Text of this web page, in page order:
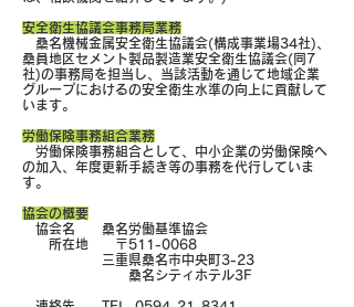
安全衛生協議会事務局業務
桑名機械金属安全衛生協議会(構成事業場34社)、
桑員地区セメント製品製造業安全衛生協議会(同7
社)の事務局を担当し、当該活動を通じて地域企業
グループにおけるの安全衛生水準の向上に貢献して
います。
労働保険事務組合業務
労働保険事務組合として、中小企業の労働保険へ
の加入、年度更新手続き等の事務を代行していま
す。
協会の概要
協会名 桑名労働基準協会
所在地 〒511-0068
三重県桑名市中央町3-23
桑名シティホテル3F